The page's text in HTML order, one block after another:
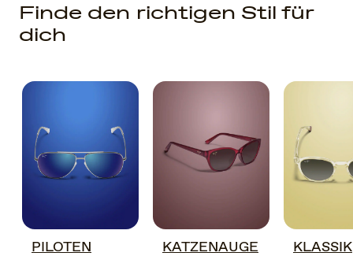
Finde den richtigen Stil für
dich
PILOTEN KATZENAUGE KLASSIK